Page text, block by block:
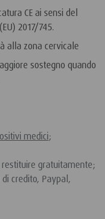
CE ai sensi del
2017/745.
alla zona cervicale
sostegno quando
medici;
gratuitamente;
credito, Paypal,